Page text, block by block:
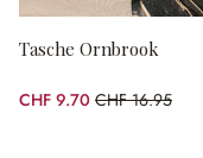
Tasche Ornbrook
CHF 9.70 CHF 16.95
(42.77% gespart)